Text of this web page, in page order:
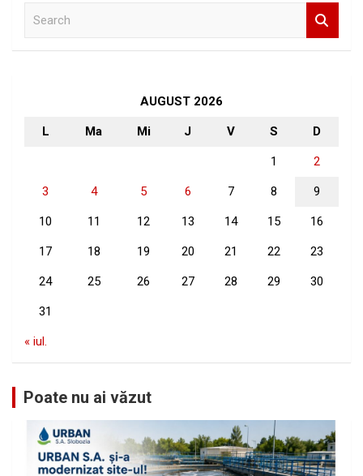
AUGUST 2026
L Ma Mi J V S D
1 2
3 4 5 6 7 8 9
10 11 12 13 14 15 16
17 18 19 20 21 22 23
24 25 26 27 28 29 30
31
« iul.
Poate nu ai văzut